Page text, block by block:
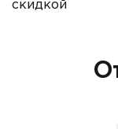
скидкой